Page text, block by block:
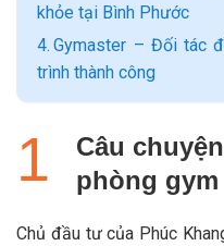
khỏe tại Bình Phước
Gymaster – Đối tác
trình thành công
Câu
phòng gym
Chủ đầu tư của Phúc